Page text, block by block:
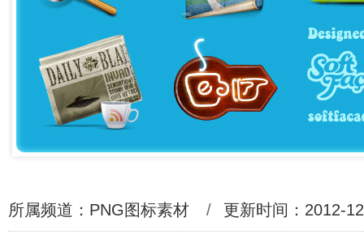
所属频道： PNG图标素材 / 更新时间：2012-